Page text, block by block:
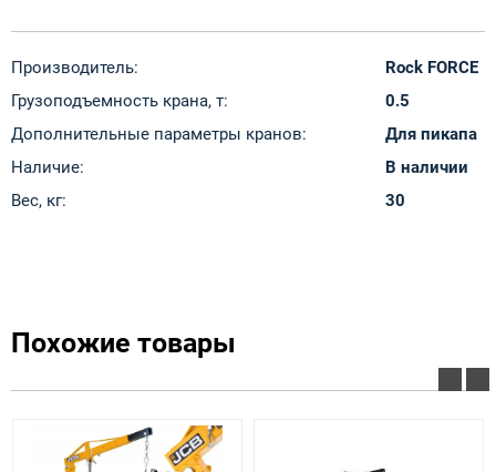
Производитель:
Rock FORCE
Грузоподъемность крана, т:
0.5
Дополнительные параметры кранов:
Для пикапа
Наличие:
В наличии
Вес, кг:
30
Похожие товары